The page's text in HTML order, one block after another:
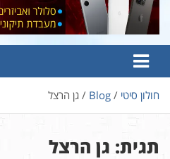
חולון סיטי Blog גן הרצל
תגית: גן הרצל